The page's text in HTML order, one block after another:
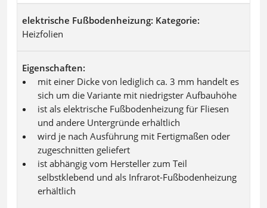
elektrische Fußbodenheizung: Kategorie
Heizfolien
Eigenschaften
mit einer Dicke von lediglich ca. 3 mm handelt es
sich um die Variante mit niedrigster Aufbauhöhe
ist als elektrische Fußbodenheizung für Fliesen
und andere Untergründe erhältlich
wird je nach Ausführung mit Fertigmaßen oder
zugeschnitten geliefert
ist abhängig vom Hersteller zum Teil
selbstklebend und als Infrarot-Fußbodenheizung
erhältlich